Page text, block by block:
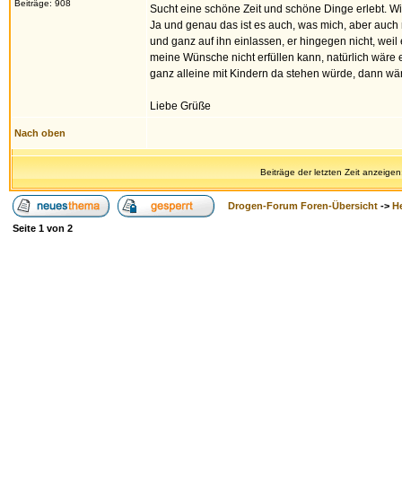
Beiträge: 908
Sucht eine schöne Zeit und schöne Dinge erlebt.
Ja und genau das ist es auch, was mich, aber
und ganz auf ihn einlassen, er hingegen nicht,
meine Wünsche nicht erfüllen kann, natürlich
ganz alleine mit Kindern da stehen würde, dann
Liebe Grüße
Nach oben
Beiträge der letzten Zeit
Drogen-Forum Foren-Übersicht ->
Seite 1 von 2